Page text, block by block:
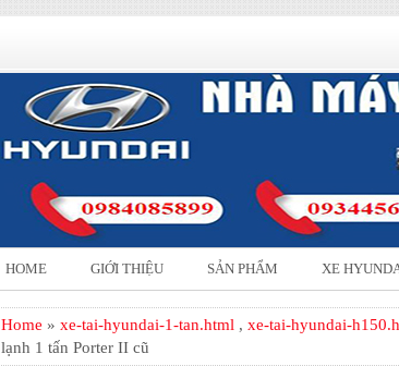
HOME GIỚI THIỆU SẢN PHẨM XE
Home » xe-tai-hyundai-1-tan.html , xe-tai-hyundai-
lạnh 1 tấn Porter II cũ